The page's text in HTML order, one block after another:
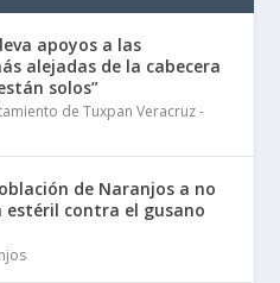
apoyos a las
alejadas de la cabecera
solos”
de Tuxpan Veracruz -
de Naranjos a no
contra el gusano